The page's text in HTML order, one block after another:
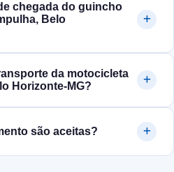
chegada do guincho
Belo
da motocicleta
Horizonte‑MG?
são aceitas?